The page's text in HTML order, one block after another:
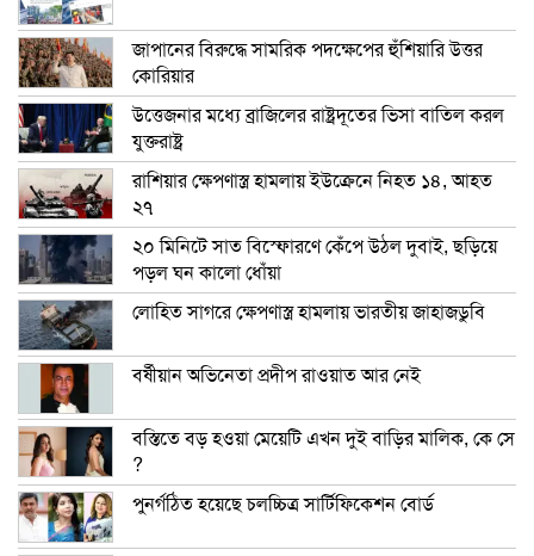
জাপানের বিরুদ্ধে সামরিক পদক্ষেপের হুঁশিয়ারি উত্তর
কোরিয়ার
উত্তেজনার মধ্যে ব্রাজিলের রাষ্ট্রদূতের ভিসা বাতিল করল
যুক্তরাষ্ট্র
রাশিয়ার ক্ষেপণাস্ত্র হামলায় ইউক্রেনে নিহত ১৪, আহত
২৭
২০ মিনিটে সাত বিস্ফোরণে কেঁপে উঠল দুবাই, ছড়িয়ে
পড়ল ঘন কালো ধোঁয়া
লোহিত সাগরে ক্ষেপণাস্ত্র হামলায় ভারতীয় জাহাজডুবি
বর্ষীয়ান অভিনেতা প্রদীপ রাওয়াত আর নেই
বস্তিতে বড় হওয়া মেয়েটি এখন দুই বাড়ির মালিক, কে সে
?
পুনর্গঠিত হয়েছে চলচ্চিত্র সার্টিফিকেশন বোর্ড